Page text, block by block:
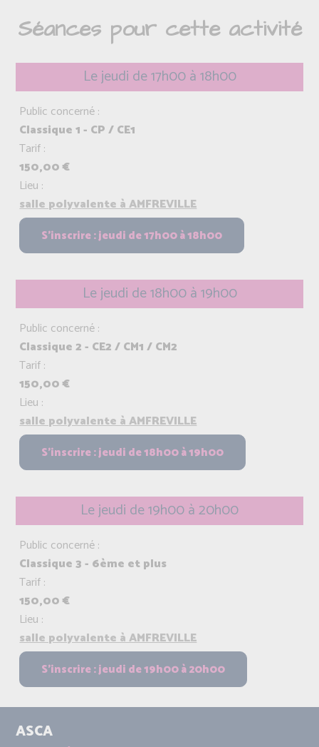
Séances pour cette activité
Le jeudi de 17h00 à 18h00
Public concerné :
Classique 1 - CP / CE1
Tarif :
150,00 €
Lieu :
salle polyvalente à AMFREVILLE
Le jeudi de 18h00 à 19h00
Public concerné :
Classique 2 - CE2 / CM1 / CM2
Tarif :
150,00 €
Lieu :
salle polyvalente à AMFREVILLE
Le jeudi de 19h00 à 20h00
Public concerné :
Classique 3 - 6ème et plus
Tarif :
150,00 €
Lieu :
salle polyvalente à AMFREVILLE
ASCA